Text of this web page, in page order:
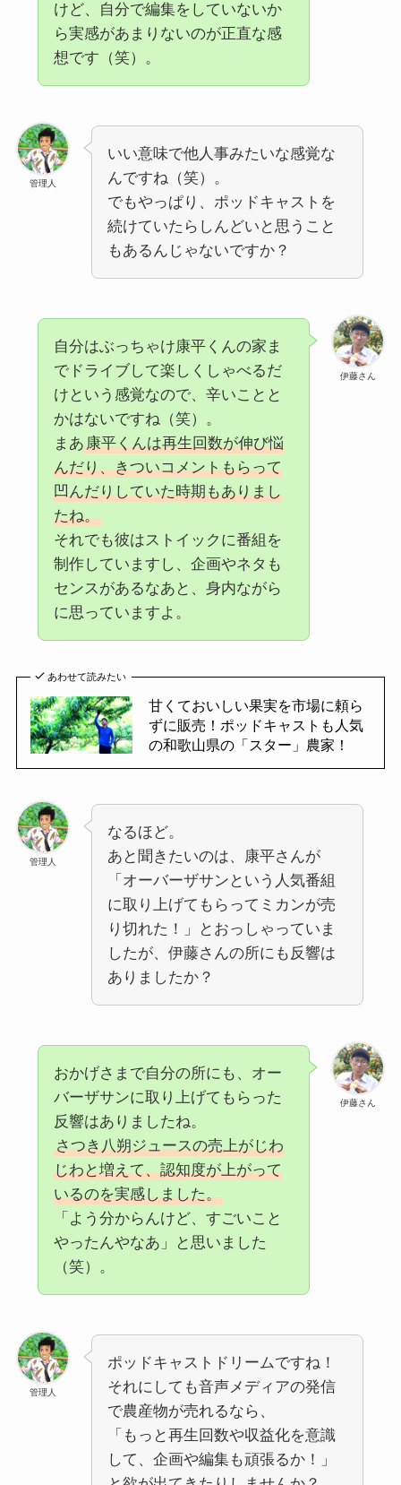
けど、自分で編集をしていないか
ら実感があまりないのが正直な感
想です（笑）。
管理人
いい意味で他人事みたいな感覚な
んですね（笑）。
でもやっぱり、ポッドキャストを
続けていたらしんどいと思うこと
もあるんじゃないですか？
伊藤さん
自分はぶっちゃけ康平くんの家ま
でドライブして楽しくしゃべるだ
けという感覚なので、辛いことと
かはないですね（笑）。
まあ康平くんは再生回数が伸び悩
んだり、きついコメントもらって
凹んだりしていた時期もありまし
たね。
それでも彼はストイックに番組を
制作していますし、企画やネタも
センスがあるなあと、身内ながら
に思っていますよ。
あわせて読みたい
甘くておいしい果実を市場に頼ら
ずに販売！ポッドキャストも人気
の和歌山県の「スター」農家！
管理人
なるほど。
あと聞きたいのは、康平さんが
「オーバーザサンという人気番組
に取り上げてもらってミカンが売
り切れた！」とおっしゃっていま
したが、伊藤さんの所にも反響は
ありましたか？
伊藤さん
おかげさまで自分の所にも、オー
バーザサンに取り上げてもらった
反響はありましたね。
さつき八朔ジュースの売上がじわ
じわと増えて、認知度が上がって
いるのを実感しました。
「よう分からんけど、すごいこと
やったんやなあ」と思いました
（笑）。
管理人
ポッドキャストドリームですね！
それにしても音声メディアの発信
で農産物が売れるなら、
「もっと再生回数や収益化を意識
して、企画や編集も頑張るか！」